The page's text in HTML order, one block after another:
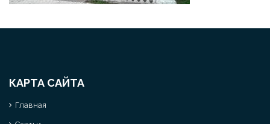
КАРТА САЙТА
Главная